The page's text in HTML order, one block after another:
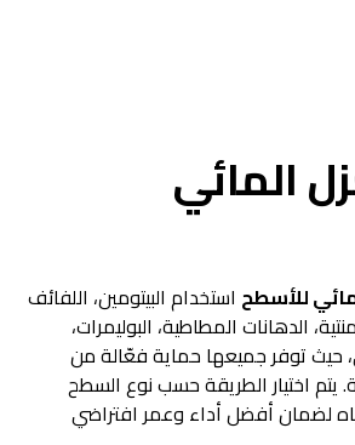
المائي
للأسطح استخدام البيتومين، اللفائف
الدهانات المطاطية، البوليمرات،
حيث توفر جميعها حماية فعّالة من
يتم اختيار الطريقة حسب نوع السطح
لضمان أفضل أداء وعمر افتراضي